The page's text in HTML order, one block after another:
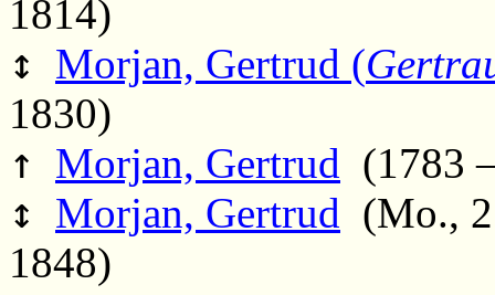
1814)
↕ Morjan, Gertrud (
1830)
↑ Morjan, Gertrud (1783
↕ Morjan, Gertrud (Mo.,
1848)